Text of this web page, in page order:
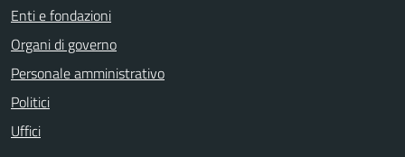
Enti e fondazioni
Organi di governo
Personale amministrativo
Politici
Uffici